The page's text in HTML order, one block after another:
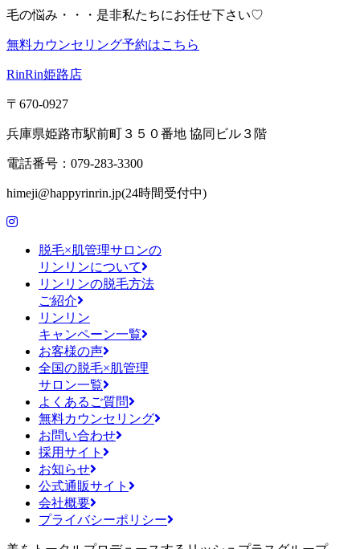
毛の悩み・・・是非私たちにお任せ下さい♡
無料カウンセリング予約はこちら
RinRin姫路店
〒670-0927
兵庫県姫路市駅前町３５０番地 協同ビル３階
電話番号：079-283-3300
himeji@happyrinrin.jp(24時間受付中)
脱毛×肌管理サロンの
リンリンについて
リンリンの脱毛方法
ご紹介
リンリン
キャンペーン一覧
お客様の声
全国の脱毛×肌管理
サロン一覧
よくあるご質問
無料カウンセリング
お問い合わせ
採用サイト
お知らせ
公式通販サイト
会社概要
プライバシーポリシー